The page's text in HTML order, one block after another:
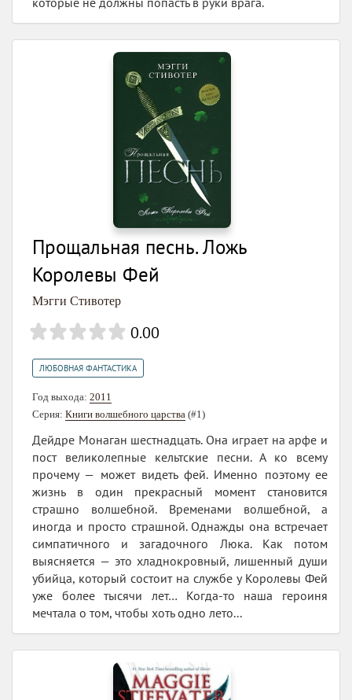
Прощальная песнь. Ложь
Королевы Фей
Мэгги Стивотер
0.00
ЛЮБОВНАЯ ФАНТАСТИКА
Год выхода: 2011
Серия: Книги волшебного царства (#1)
Дейдре Монаган шестнадцать. Она играет на арфе и
пост великолепные кельтские песни. А ко всему
прочему — может видеть фей. Именно поэтому ее
жизнь в один прекрасный момент становится
страшно волшебной. Временами волшебной, а
иногда и просто страшной. Однажды она встречает
симпатичного и загадочного Люка. Как потом
выясняется — это хладнокровный, лишенный души
убийца, который состоит на службе у Королевы Фей
уже более тысячи лет… Когда-то наша героиня
мечтала о том, чтобы хоть одно лето...